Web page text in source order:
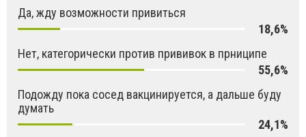
Да, жду возможности привиться
18,6%
Нет, категорически против прививок в прниципе
55,6%
Подожду пока сосед вакцинируется, а дальше буду
думать
24,1%